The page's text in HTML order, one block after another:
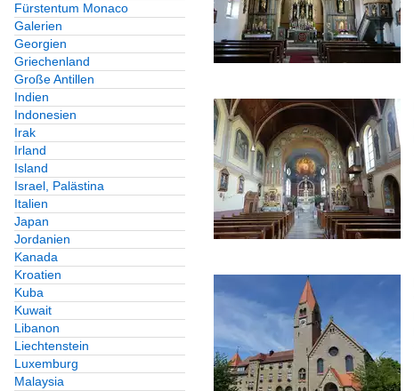
Fürstentum Monaco
Galerien
Georgien
Griechenland
Große Antillen
Indien
Indonesien
Irak
Irland
Island
Israel, Palästina
Italien
Japan
Jordanien
Kanada
Kroatien
Kuba
Kuwait
Libanon
Liechtenstein
Luxemburg
Malaysia